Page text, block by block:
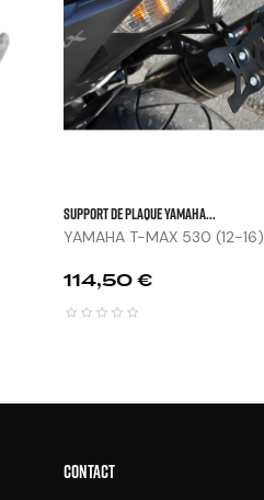

SUPPORT DE PLAQUE YAMAHA...
YAMAHA T-MAX 530 (12-16)
Prix
114,50 €
CONTACT